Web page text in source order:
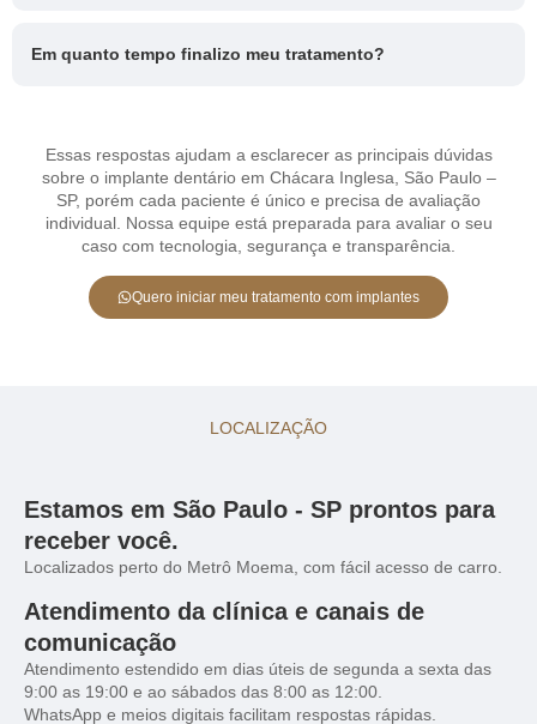
Em quanto tempo finalizo meu tratamento?
Essas respostas ajudam a esclarecer as principais dúvidas
sobre o implante dentário em Chácara Inglesa, São Paulo –
SP, porém cada paciente é único e precisa de avaliação
individual. Nossa equipe está preparada para avaliar o seu
caso com tecnologia, segurança e transparência.
Quero iniciar meu tratamento com implantes
LOCALIZAÇÃO
Estamos em São Paulo - SP prontos para
receber você.
Localizados perto do Metrô Moema, com fácil acesso de carro.
Atendimento da clínica e canais de
comunicação
Atendimento estendido em dias úteis de segunda a sexta das
9:00 as 19:00 e ao sábados das 8:00 as 12:00.
WhatsApp e meios digitais facilitam respostas rápidas.